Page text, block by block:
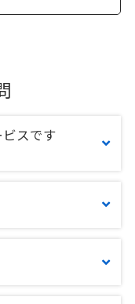
スです